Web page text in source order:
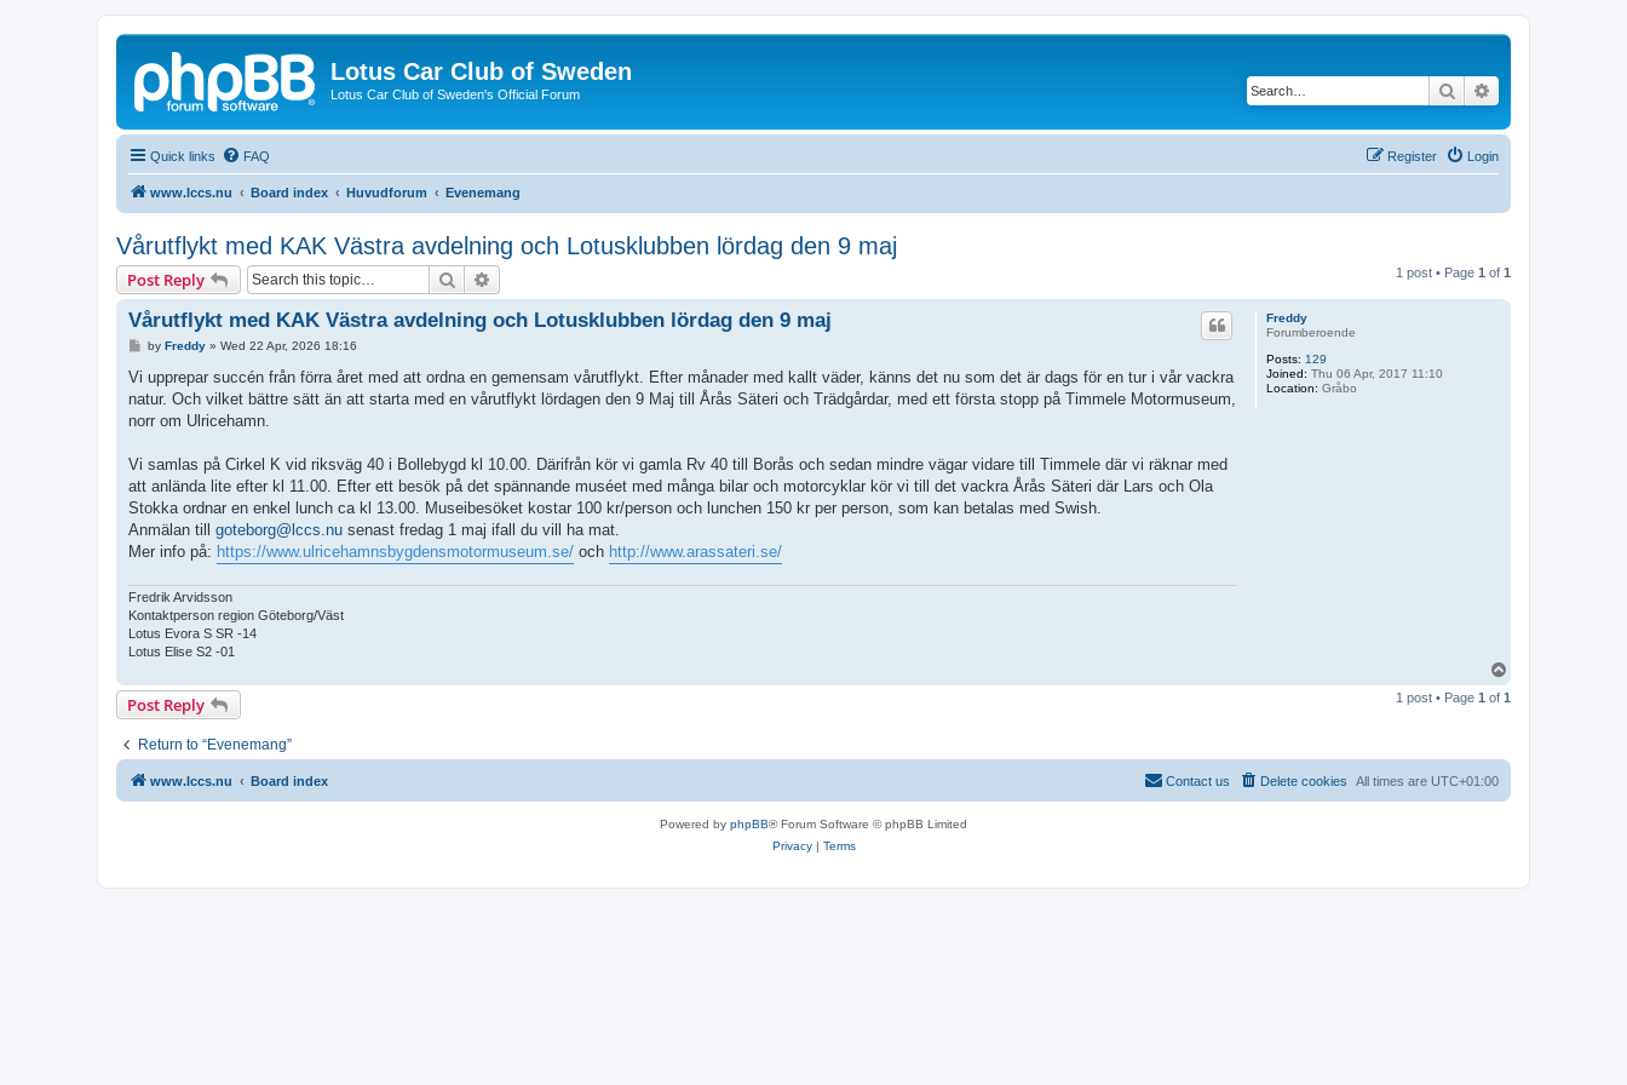
Lotus Car Club of Sweden
Lotus Car Club of Sweden's Official Forum Search
Quick links FAQ Login
Register
www.lccs.nu Board index Huvudforum Evenemang
Vårutflykt med KAK Västra avdelning och Lotusklubben lördag den 9 maj
Post Reply Search 1 post • Page 1 of 1
Freddy
Forumberoende
Posts: 129
Joined: Thu 06 Apr, 2017 11:10
Location: Gråbo
Vårutflykt med KAK Västra avdelning och Lotusklubben lördag den 9 maj
P
s
by Freddy» Wed 22 Apr, 2026 18:16
Vi upprepar succén från förra året med att ordna en gemensam vårutflykt. Efter månader med kallt väder, känns det nu som det är dags för en tur i vår vackra
natur. Och vilket bättre sätt än att starta med en vårutflykt lördagen den 9 Maj till Årås Säteri och Trädgårdar, med ett första stopp på Timmele Motormuseum,
norr om Ulricehamn.
Vi samlas på Cirkel K vid riksväg 40 i Bollebygd kl 10.00. Därifrån kör vi gamla Rv 40 till Borås och sedan mindre vägar vidare till Timmele där vi räknar med
att anlända lite efter kl 11.00. Efter ett besök på det spännande muséet med många bilar och motorcyklar kör vi till det vackra Årås Säteri där Lars och Ola
Stokka ordnar en enkel lunch ca kl 13.00. Museibesöket kostar 100 kr/person och lunchen 150 kr per person, som kan betalas med Swish.
Anmälan till goteborg@lccs.nu senast fredag 1 maj ifall du vill ha mat.
Mer info på: https://www.ulricehamnsbygdensmotormuseum.se/ och http://www.arassateri.se/
Fredrik Arvidsson
Kontaktperson region Göteborg/Väst
Lotus Evora S SR -14
Lotus Elise S2 -01
p
Post Reply 1 post • Page 1 of 1
Return to “Evenemang”
www.lccs.nu Board index All times are UTC+01:00
Delete cookies
Contact us
Powered by phpBB® Forum Software © phpBB Limited
Privacy| Terms